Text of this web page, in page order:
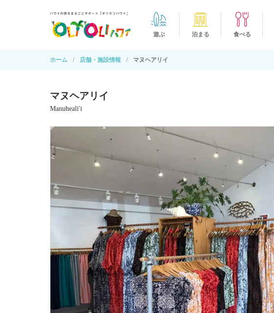
遊ぶ 泊まる 食べる
ホーム 店舗・施設情報 マヌヘアリイ
マヌヘアリイ
Manuheali'i